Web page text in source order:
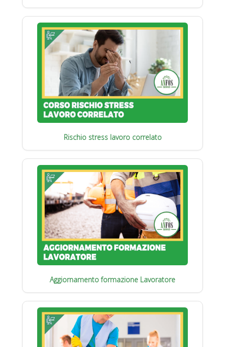
Rischio stress lavoro correlato
Aggiornamento formazione Lavoratore